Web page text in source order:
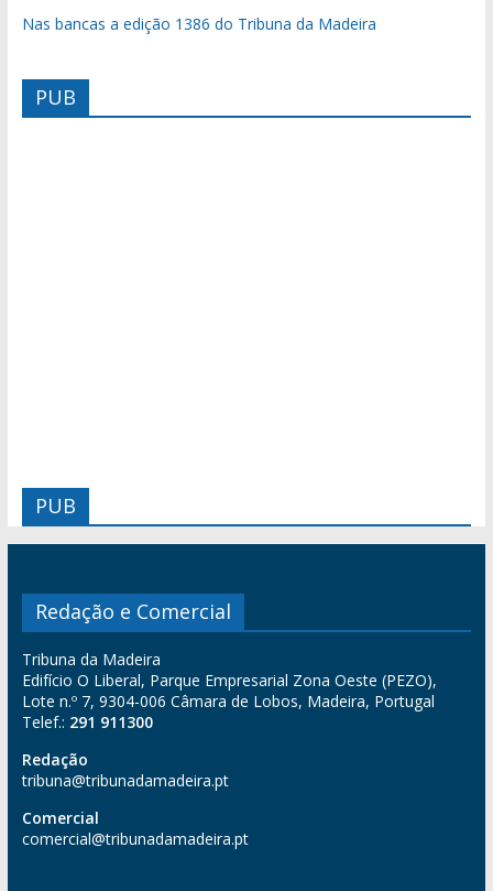
Nas bancas a edição 1386 do Tribuna da Madeira
PUB
PUB
Redação e Comercial
Tribuna da Madeira
Edifício O Liberal, Parque Empresarial Zona Oeste (PEZO),
Lote n.º 7, 9304-006 Câmara de Lobos, Madeira, Portugal
Telef.: 291 911300
Redação
tribuna@tribunadamadeira.pt
Comercial
comercial@tribunadamadeira.pt